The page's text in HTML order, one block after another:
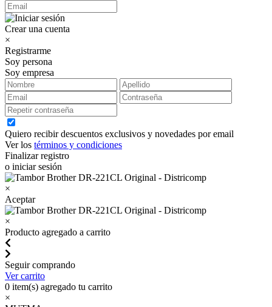
Crear una cuenta
×
Registrarme
Soy persona
Soy empresa
Quiero recibir descuentos exclusivos y novedades por email
Ver los términos y condiciones
Finalizar registro
o iniciar sesión
×
Aceptar
×
Producto agregado a carrito
Seguir comprando
Ver carrito
0 item(s) agregado tu carrito
×